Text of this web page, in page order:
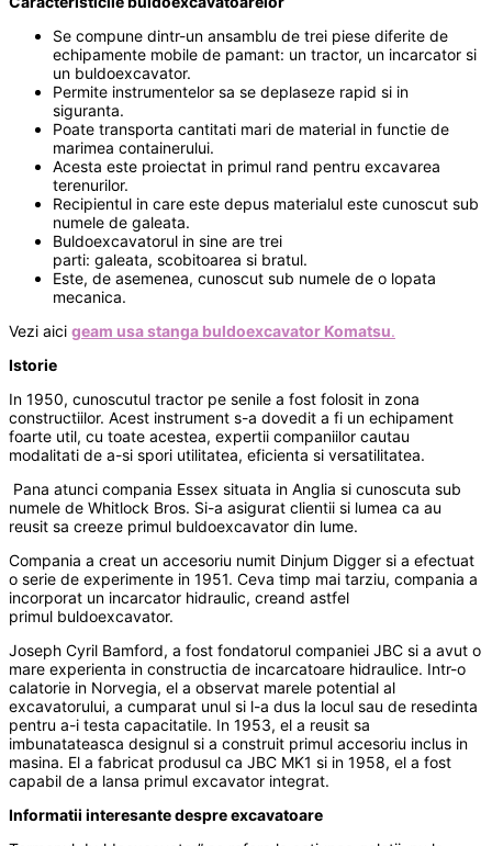
Se compune dintr-un ansamblu de trei piese diferite de
echipamente mobile de pamant: un tractor, un incarcator si
un buldoexcavator.
Permite instrumentelor sa se deplaseze rapid si in
siguranta.
Poate transporta cantitati mari de material in functie de
marimea containerului.
Acesta este proiectat in primul rand pentru excavarea
terenurilor.
Recipientul in care este depus materialul este cunoscut sub
numele de galeata.
Buldoexcavatorul in sine are trei
parti: galeata, scobitoarea si bratul.
Este, de asemenea, cunoscut sub numele de o lopata
mecanica.
Vezi aici geam usa stanga buldoexcavator Komatsu.
Istorie
In 1950, cunoscutul tractor pe senile a fost folosit in zona
constructiilor. Acest instrument s-a dovedit a fi un echipament
foarte util, cu toate acestea, expertii companiilor cautau
modalitati de a-si spori utilitatea, eficienta si versatilitatea.
Pana atunci compania Essex situata in Anglia si cunoscuta sub
numele de Whitlock Bros. Si-a asigurat clientii si lumea ca au
reusit sa creeze primul buldoexcavator din lume.
Compania a creat un accesoriu numit Dinjum Digger si a efectuat
o serie de experimente in 1951. Ceva timp mai tarziu, compania a
incorporat un incarcator hidraulic, creand astfel
primul buldoexcavator.
Joseph Cyril Bamford, a fost fondatorul companiei JBC si a avut o
mare experienta in constructia de incarcatoare hidraulice. Intr-o
calatorie in Norvegia, el a observat marele potential al
excavatorului, a cumparat unul si l-a dus la locul sau de resedinta
pentru a-i testa capacitatile. In 1953, el a reusit sa
imbunatateasca designul si a construit primul accesoriu inclus in
masina. El a fabricat produsul ca JBC MK1 si in 1958, el a fost
capabil de a lansa primul excavator integrat.
Informatii interesante despre excavatoare